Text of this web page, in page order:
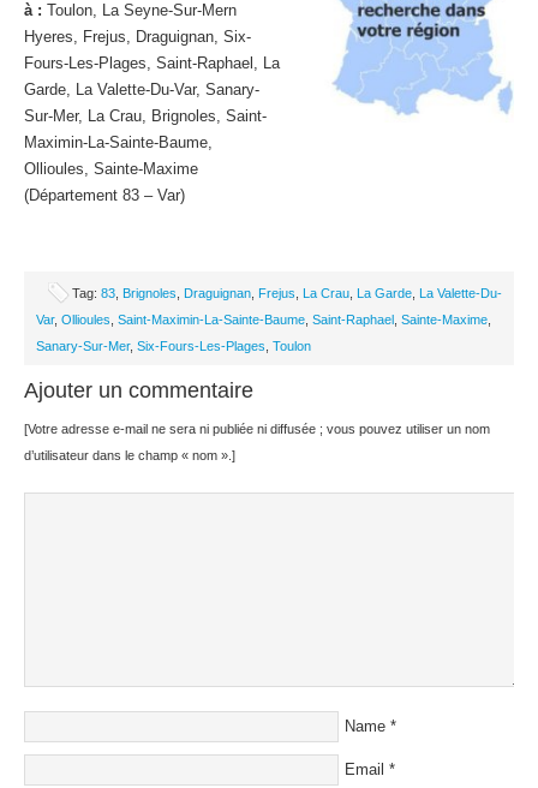
à : Toulon, La Seyne-Sur-Mern
Hyeres, Frejus, Draguignan, Six-
Fours-Les-Plages, Saint-Raphael, La
Garde, La Valette-Du-Var, Sanary-
Sur-Mer, La Crau, Brignoles, Saint-
Maximin-La-Sainte-Baume,
Ollioules, Sainte-Maxime
(Département 83 – Var)
Tag: 83 Brignoles Draguignan Frejus La Crau La Garde La Valette-Du-
Var, Ollioules Saint-Maximin-La-Sainte-Baume Saint-Raphael Sainte-Maxime
Sanary-Sur-Mer, Six-Fours-Les-Plages Toulon
Ajouter un commentaire
[Votre adresse e-mail ne sera ni publiée ni diffusée ; vous pouvez utiliser un nom
d’utilisateur dans le champ « nom ».]
Name *
Email *